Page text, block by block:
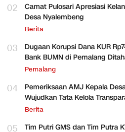
02
Camat Pulosari Apresiasi
Desa Nyalembeng
Berita
03
Dugaan Korupsi Dana KUR
Bank BUMN di Pemalang
Pemalang
04
Pemeriksaan AMJ Kepala
Wujudkan Tata Kelola
Berita
05
Tim Putri GMS dan Tim Putra